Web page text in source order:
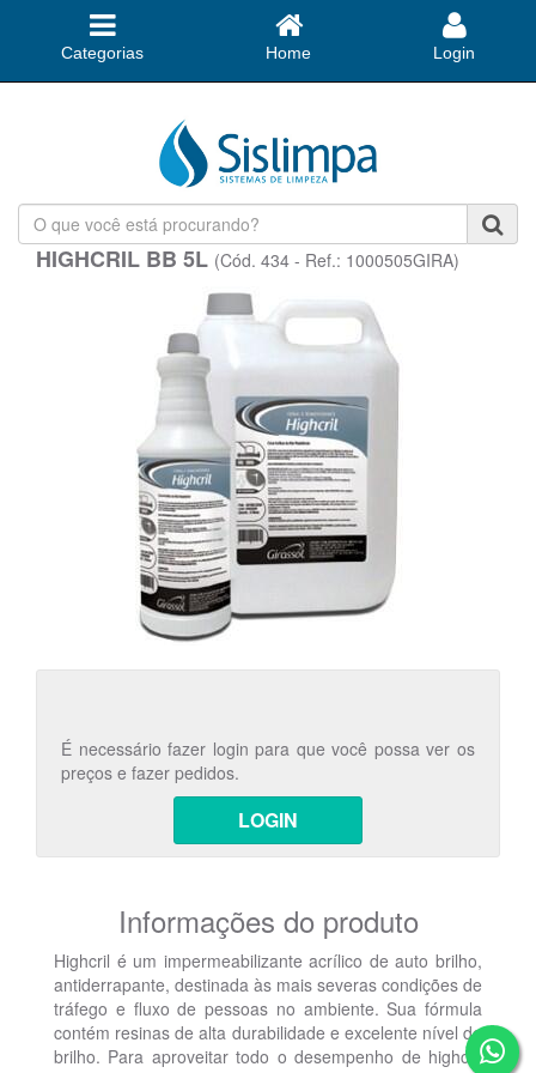
Categorias Home Login
O
que
você
HIGHCRIL BB 5L (Cód. 434 - Ref.: 1000505GIRA)
É necessário fazer login para que você possa ver os
preços e fazer pedidos.
LOGIN
Informações do produto
Highcril é um impermeabilizante acrílico de auto brilho,
antiderrapante, destinada às mais severas condições de
tráfego e fluxo de pessoas no ambiente. Sua fórmula
contém resinas de alta durabilidade e excelente nível de
brilho. Para aproveitar todo o desempenho de highcril